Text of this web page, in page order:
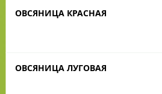
ОВСЯНИЦА КРАСНАЯ
ОВСЯНИЦА ЛУГОВАЯ